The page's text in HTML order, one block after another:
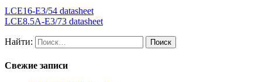
LCE16-E3/54 datasheet
LCE8.5A-E3/73 datasheet
Найти:
Свежие записи